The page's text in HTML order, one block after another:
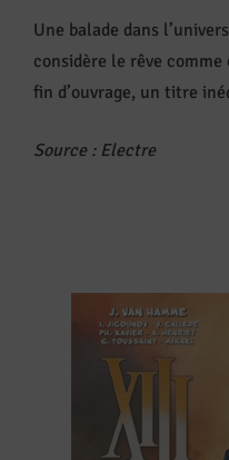
Une balade dans
considère le rêve
fin d’ouvrage, un titre
Source : Electre